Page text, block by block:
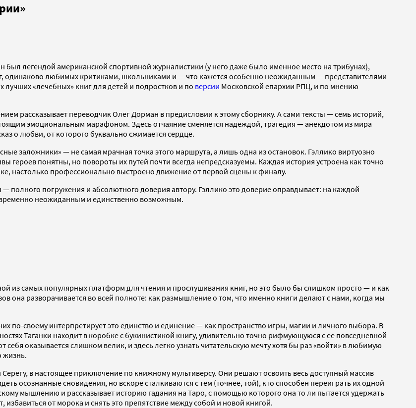
был легендой американской спортивной журналистики (у него даже было именное место на трибунах),
одинаково любимых критиками, школьниками и — что кажется особенно неожиданным — представителями
лучших «лечебных» книг для детей и подростков и по версии Московской епархии РПЦ, и по мнению
рассказывает переводчик Олег Дорман в предисловии к этому сборнику. А сами тексты — семь историй,
эмоциональным марафоном. Здесь отчаяние сменяется надеждой, трагедия — анекдотом из мира
о любви, от которого буквально сжимается сердце.
заложники» — не самая мрачная точка этого маршрута, а лишь одна из остановок. Гэллико виртуозно
понятны, но повороты их путей почти всегда непредсказуемы. Каждая история устроена как точно
настолько профессионально выстроено движение от первой сцены к финалу.
полного погружения и абсолютного доверия автору. Гэллико это доверие оправдывает: на каждой
неожиданным и единственно возможным.
из самых популярных платформ для чтения и прослушивания книг, но это было бы слишком просто — и как
она разворачивается во всей полноте: как размышление о том, что именно книги делают с нами, когда мы
по-своему интерпретирует это единство и единение — как пространство игры, магии и личного выбора. В
Таганки находит в коробке с букинистикой книгу, удивительно точно рифмующуюся с ее повседневной
себя оказывается слишком велик, и здесь легко узнать читательскую мечту хотя бы раз «войти» в любимую
жизнь.
в настоящее приключение по книжному мультиверсу. Они решают освоить весь доступный массив
осознанные сновидения, но вскоре сталкиваются с тем (точнее, той), кто способен переиграть их одной
мышлению и рассказывает историю гадания на Таро, с помощью которого она то ли пытается удержать
от морока и снять это препятствие между собой и новой книгой.